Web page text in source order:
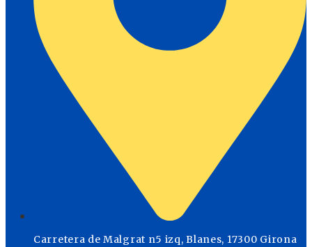
Carretera de Malgrat n5 izq, Blanes, 17300 Girona